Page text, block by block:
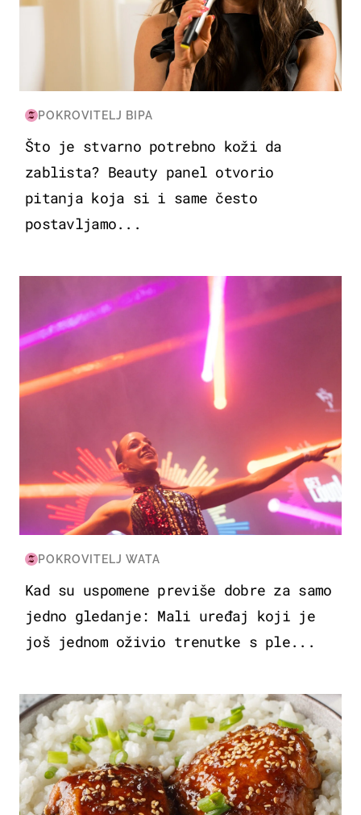
POKROVITELJ BIPA
Što je stvarno potrebno koži da
zablista? Beauty panel otvorio
pitanja koja si i same često
postavljamo...
KULTURA & ZABAVA
POKROVITELJ WATA
Kad su uspomene previše dobre za samo
jedno gledanje: Mali uređaj koji je
još jednom oživio trenutke s ple...
HRANA I PIĆE